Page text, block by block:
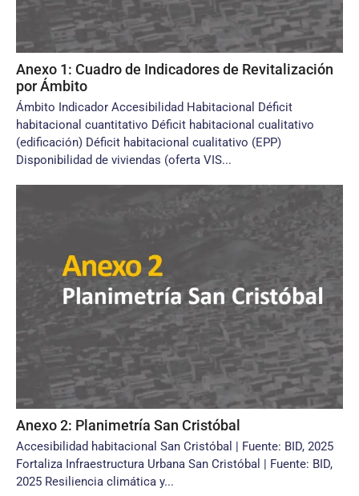
Anexo 1: Cuadro de Indicadores de Revitalización
por Ámbito
Ámbito Indicador Accesibilidad Habitacional Déficit
habitacional cuantitativo Déficit habitacional cualitativo
(edificación) Déficit habitacional cualitativo (EPP)
Disponibilidad de viviendas (oferta VIS...
Anexo 2: Planimetría San Cristóbal
Accesibilidad habitacional San Cristóbal | Fuente: BID, 2025
Fortaliza Infraestructura Urbana San Cristóbal | Fuente: BID,
2025 Resiliencia climática y...